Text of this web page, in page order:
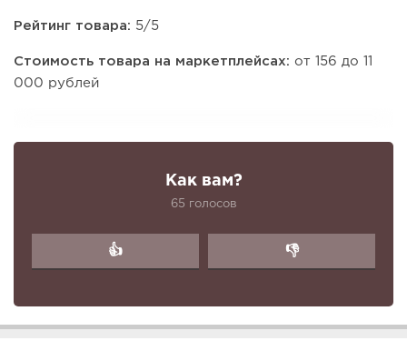
Рейтинг товара: 5/5
Стоимость товара на маркетплейсах: от 156 до 11
000 рублей
Как вам?
65 голосов
👍 👎